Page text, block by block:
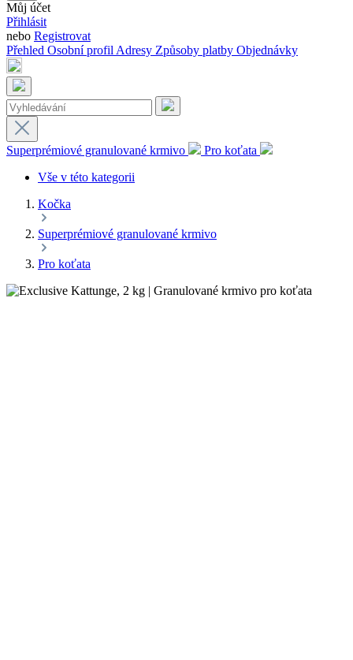
Můj účet
Přihlásit
nebo Registrovat
Přehled Osobní profilAdresy Způsoby platby Objednávky
Superprémiové granulované krmivo
Pro koťata
Vše v této kategorii
Kočka
Superprémiové granulované krmivo
Pro koťata